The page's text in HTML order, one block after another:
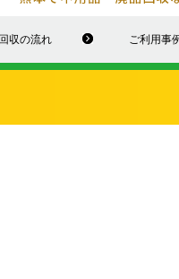
収の流れ ご利用事